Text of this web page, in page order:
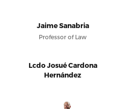
Jaime Sanabria
Professor of Law
Lcdo Josué Cardona
Hernández